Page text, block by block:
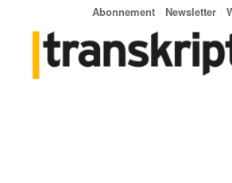
Abonnement Newsletter